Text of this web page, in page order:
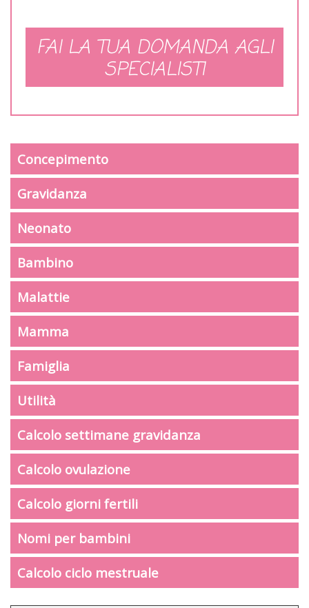
FAI LA TUA DOMANDA AGLI
SPECIALISTI
Concepimento
Gravidanza
Neonato
Bambino
Malattie
Mamma
Famiglia
Utilità
Calcolo settimane gravidanza
Calcolo ovulazione
Calcolo giorni fertili
Nomi per bambini
Calcolo ciclo mestruale